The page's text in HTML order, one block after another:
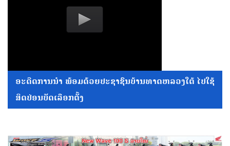
ອະດີດການນໍາ ພ້ອມດ້ວຍປະຊາຊົນບ້ານທາດຫລວງໃຕ້ ໄປໃຊ້
ສິດປ່ອນບັດເລືອກຕັ້ງ